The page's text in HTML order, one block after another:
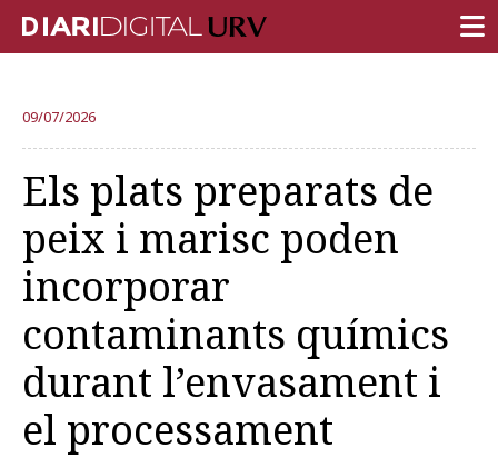
RECERCA
DOCÈNCIA
INSTITUCIÓ
VIDA AL CAMPUS
COMUNITAT URV
REPORTATGES
Més categories
09/07/2026
Els plats preparats de
peix i marisc poden
incorporar
contaminants químics
durant l’envasament i
el processament